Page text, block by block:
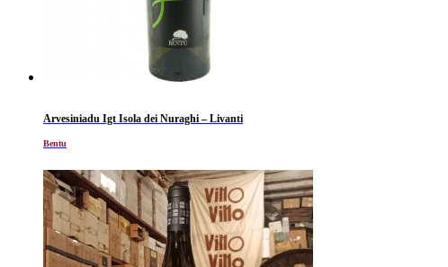
Arvesiniadu Igt Isola dei Nuraghi – Livanti
Bentu